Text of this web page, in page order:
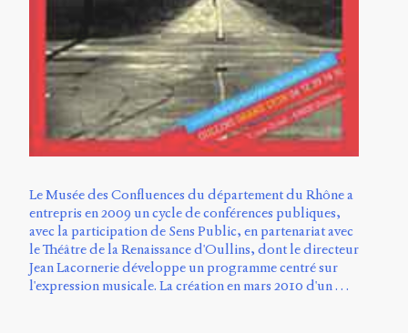
Le Musée des Confluences du département du Rhône a
entrepris en 2009 un cycle de conférences publiques,
avec la participation de Sens Public, en partenariat avec
le Théâtre de la Renaissance d'Oullins, dont le directeur
Jean Lacornerie développe un programme centré sur
l'expression musicale. La création en mars 2010 d'un …